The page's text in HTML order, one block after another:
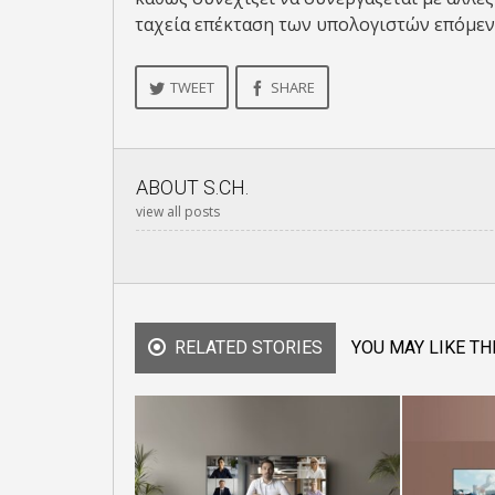
ταχεία επέκταση των υπολογιστών
TWEET SHARE
ABOUT S.CH.
view all posts
RELATED STORIES YOU MAY LIKE